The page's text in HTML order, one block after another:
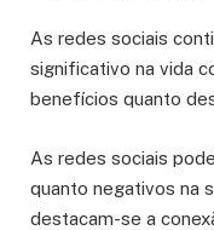
As redes sociais
significativo na vida
benefícios quanto
As redes sociais
quanto negativos na
destacam-se a